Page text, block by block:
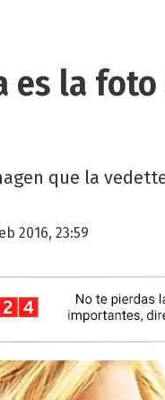
es la
que la
2016, 23:59